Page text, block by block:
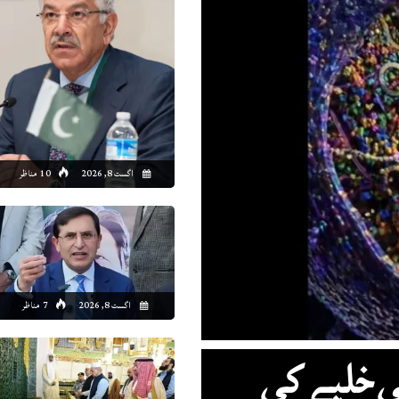
اگست 8, 2026 10 مناظر
اگست 8, 2026 7 مناظر
خلیے کی
21:00
25°C
22:00
25°C 25°C
02:00
24°C